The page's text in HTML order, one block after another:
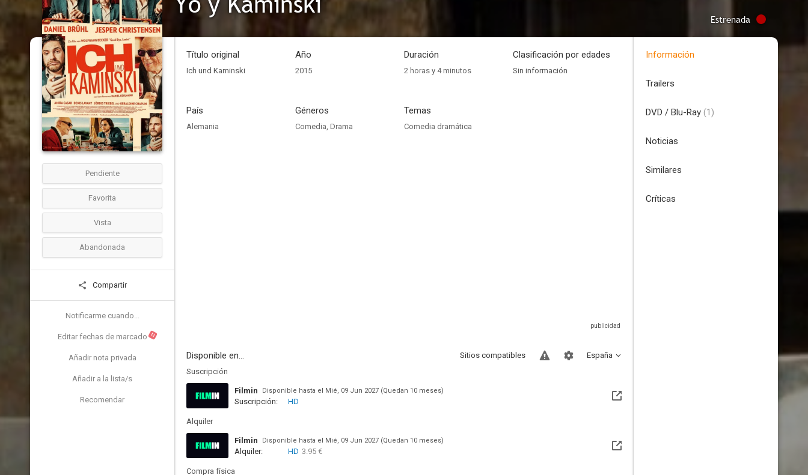
Estrenada
Pendiente
Favorita
Vista
Abandonada
Compartir
Notificarme cuando...
Editar fechas de marcado N
Añadir nota privada
Añadir a la lista/s
Recomendar
Título original
Ich und Kaminski
Año
2015
Duración
2 horas y 4 minutos
Clasificación por edades
Sin información
País
Alemania
Géneros
Comedia, Drama
Temas
Comedia dramática
Disponible en... España
Sitios compatibles
Suscripción
Filmin Disponible hasta el Mié, 09 Jun 2027 (Quedan 10 meses)
Suscripción: HD
Alquiler
Filmin Disponible hasta el Mié, 09 Jun 2027 (Quedan 10 meses)
Alquiler: HD 3.95 €
Compra física
Información
Trailers
DVD / Blu-Ray (1)
Noticias
Similares
Críticas